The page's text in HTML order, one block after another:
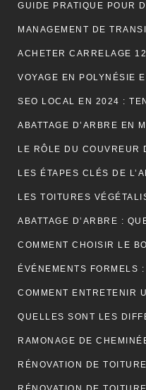
ACHETER CARRELAGE
SEO LOCAL EN 2024 :
ÉVÉNEMENTS FORMELS